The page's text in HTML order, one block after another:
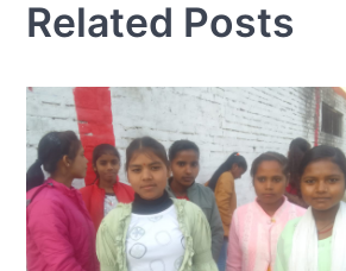
Related Posts